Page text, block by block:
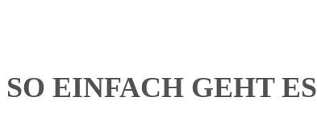
SO EINFACH GEHT ES